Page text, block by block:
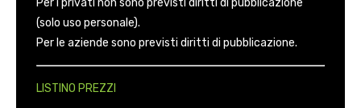
(solo uso personale).
Per le aziende sono previsti diritti di pubblicazione.
LISTINO PREZZI